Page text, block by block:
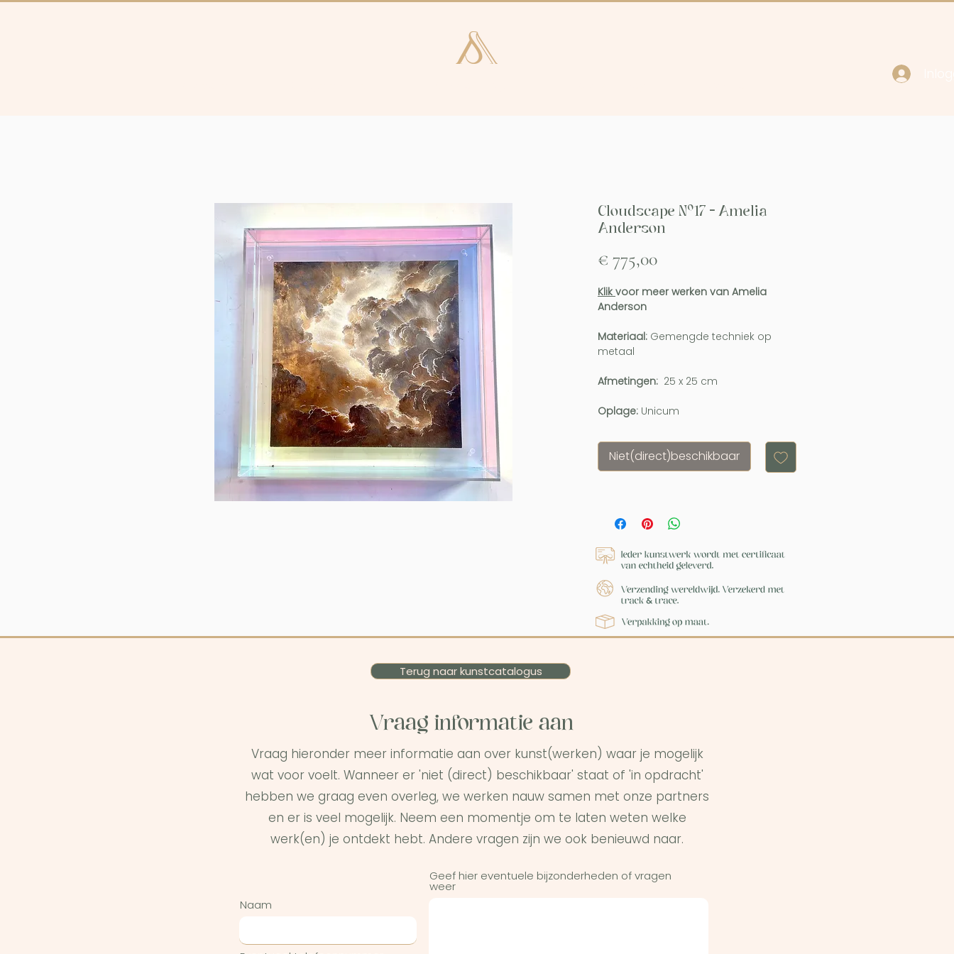
Cloudscape Nº17 - Amelia
Anderson
€ 775,00Prijs
Klik voor meer werken van Amelia
Anderson
Materiaal: Gemengde techniek op
metaal
Afmetingen: 25 x 25 cm
Oplage: Unicum
Niet(direct)beschikbaar
Terug naar kunstcatalogus
Vraag informatie aan
Vraag hieronder meer informatie aan over kunst(werken) waar je mogelijk
wat voor voelt. Wanneer er 'niet (direct) beschikbaar' staat of 'in opdracht'
hebben we graag even overleg, we werken nauw samen met onze partners
en er is veel mogelijk. Neem een momentje om te laten weten welke
werk(en) je ontdekt hebt. Andere vragen zijn we ook benieuwd naar.
Naam
Geef hier eventuele bijzonderheden of vragen
weer